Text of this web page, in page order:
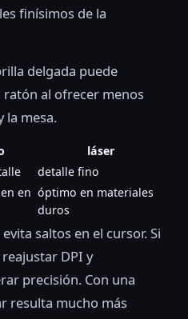
finísimos de la
delgada puede
al ofrecer menos
la mesa.
láser
detalle fino
en óptimo en materiales
duros
saltos en el cursor. Si
DPI y
precisión. Con una
resulta mucho más